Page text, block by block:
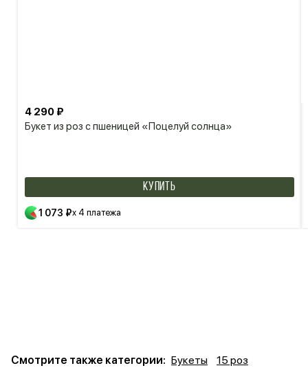
Букет из роз с пшеницей «Поцелуй солнца»
4 290 ₽
КУПИТЬ
1 073 ₽x 4 платежа
Смотрите также категории: Букеты
15 роз